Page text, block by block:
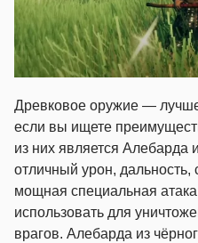
Древковое оружие —
если вы ищете
из них является Алебарда
отличный урон, дальность,
мощная специальная
использовать для
врагов. Алебарда из